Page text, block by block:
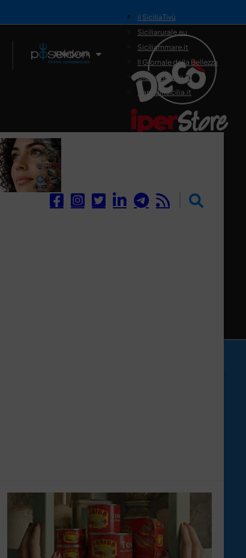
Il Network
il SiciliaTivù
Siciliarurale.eu
Siciliammare.it
Il Giornale della Bellezza
Siciliamedica.it
Sanitainsicilia.it